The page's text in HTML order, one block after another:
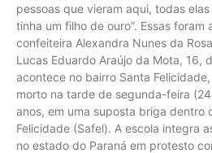
pessoas que vieram aqui, todas
tinha um filho de ouro”. Essas foram
confeiteira Alexandra Nunes da
Lucas Eduardo Araújo da Mota, 16,
acontece no bairro Santa
morto na tarde de segunda-feira
anos, em uma suposta briga dentro
Felicidade (Safel). A escola integra
no estado do Paraná em protesto